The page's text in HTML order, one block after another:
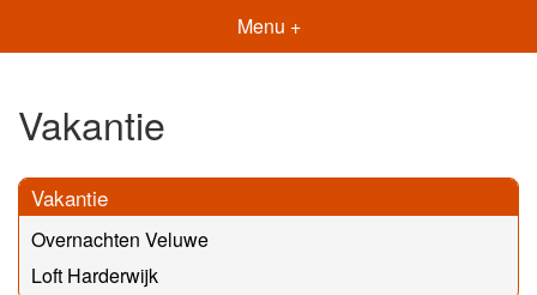
Menu +
Vakantie
Vakantie
Overnachten Veluwe
Loft Harderwijk